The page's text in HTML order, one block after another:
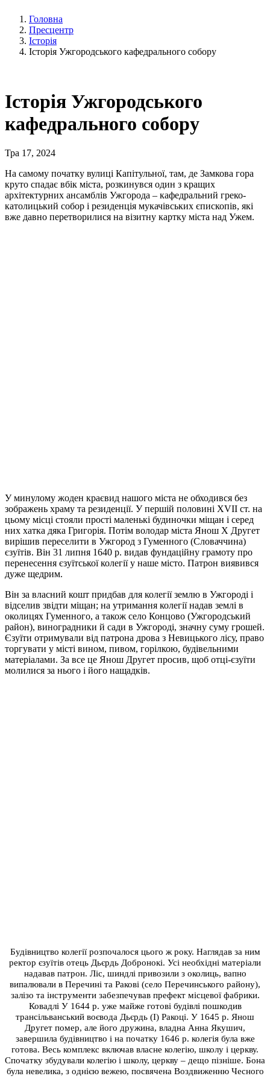
Головна
Пресцентр
Історія
Історія Ужгородського кафедрального собору
Історія Ужгородського
кафедрального собору
Тра 17, 2024
На самому початку вулиці Капітульної, там, де Замкова гора
круто спадає вбік міста, розкинувся один з кращих
архітектурних ансамблів Ужгорода – кафедральний греко-
католицький собор і резиденція мукачівських єпископів, які
вже давно перетворилися на візитну картку міста над Ужем.
У минулому жоден краєвид нашого міста не обходився без
зображень храму та резиденції. У першій половині XVII ст. на
цьому місці стояли прості маленькі будиночки міщан і серед
них хатка дяка Григорія. Потім володар міста Янош X Другет
вирішив переселити в Ужгород з Гуменного (Словаччина)
єзуїтів. Він 31 липня 1640 р. видав фундаційну грамоту про
перенесення єзуїтської колегії у наше місто. Патрон виявився
дуже щедрим.
Він за власний кошт придбав для колегії землю в Ужгороді і
відселив звідти міщан; на утримання колегії надав землі в
околицях Гуменного, а також село Концово (Ужгородський
район), виноградники й сади в Ужгороді, значну суму грошей.
Єзуїти отримували від патрона дрова з Невицького лісу, право
торгувати у місті вином, пивом, горілкою, будівельними
матеріалами. За все це Янош Другет просив, щоб отці-єзуїти
молилися за нього і його нащадків.
Будівництво колегії розпочалося цього ж року. Наглядав за ним
ректор єзуїтів отець Дьєрдь Добронокі. Усі необхідні матеріали
надавав патрон. Ліс, шиндлі привозили з околиць, вапно
випалювали в Перечині та Ракові (село Перечинського району),
залізо та інструменти забезпечував префект місцевої фабрики.
Ковадлі У 1644 р. уже майже готові будівлі пошкодив
трансільванський воєвода Дьєрдь (І) Ракоці. У 1645 р. Янош
Другет помер, але його дружина, владна Анна Якушич,
завершила будівництво і на початку 1646 р. колегія була вже
готова. Весь комплекс включав власне колегію, школу і церкву.
Спочатку збудували колегію і школу, церкву – дещо пізніше. Бона
була невелика, з однією вежею, посвячена Воздвиженню Чесного